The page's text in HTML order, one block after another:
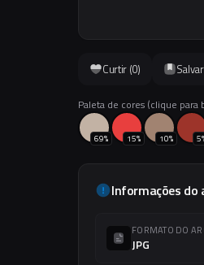
Curtir (0) Salvar
Paleta de cores (clique para
69% 15% 10% 5
Informações do
FORMATO DO
JPG